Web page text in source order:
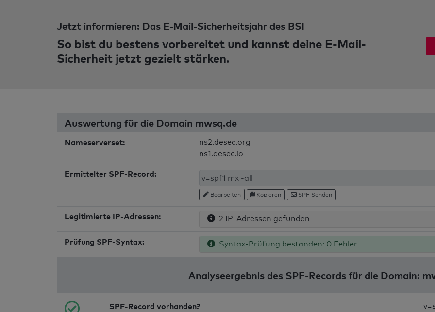
Jetzt informieren: Das E-Mail-Sicherheitsjahr des BSI
So bist du bestens vorbereitet und kannst deine E-Mail-
Sicherheit jetzt gezielt stärken.
Auswertung für die Domain mwsq.de
Nameserverset:
ns2.desec.org
ns1.desec.io
Ermittelter SPF-Record:
Bearbeiten Kopieren SPF Senden
Legitimierte IP-Adressen: 2 IP-Adressen gefunden
Prüfung SPF-Syntax: Syntax-Prüfung bestanden: 0 Fehler
Analyseergebnis des SPF-Records für die Domain:
SPF-Record vorhanden?